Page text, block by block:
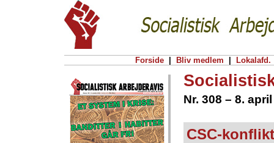
Forside Bliv medlem Lokalafd.
Nr. 308 – 8.
CSC-